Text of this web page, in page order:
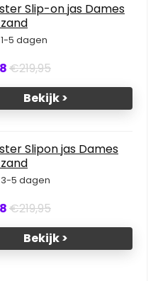
Slip-on jas Dames
5 dagen
€219,95
Bekijk >
Slipon jas Dames
3-5 dagen
€219,95
Bekijk >